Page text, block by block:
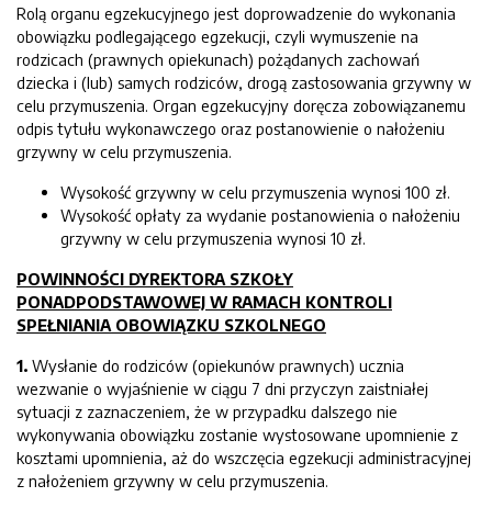
Rolą organu egzekucyjnego jest doprowadzenie do wykonania
obowiązku podlegającego egzekucji, czyli wymuszenie na
rodzicach (prawnych opiekunach) pożądanych zachowań
dziecka i (lub) samych rodziców, drogą zastosowania grzywny w
celu przymuszenia. Organ egzekucyjny doręcza zobowiązanemu
odpis tytułu wykonawczego oraz postanowienie o nałożeniu
grzywny w celu przymuszenia.
Wysokość grzywny w celu przymuszenia wynosi 100 zł.
Wysokość opłaty za wydanie postanowienia o nałożeniu
grzywny w celu przymuszenia wynosi 10 zł.
POWINNOŚCI DYREKTORA SZKOŁY
PONADPODSTAWOWEJ W RAMACH KONTROLI
SPEŁNIANIA OBOWIĄZKU SZKOLNEGO
1. Wysłanie do rodziców (opiekunów prawnych) ucznia
wezwanie o wyjaśnienie w ciągu 7 dni przyczyn zaistniałej
sytuacji z zaznaczeniem, że w przypadku dalszego nie
wykonywania obowiązku zostanie wystosowane upomnienie z
kosztami upomnienia, aż do wszczęcia egzekucji administracyjnej
z nałożeniem grzywny w celu przymuszenia.